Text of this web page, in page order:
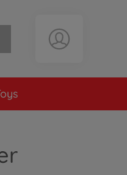
Warenkorb leer